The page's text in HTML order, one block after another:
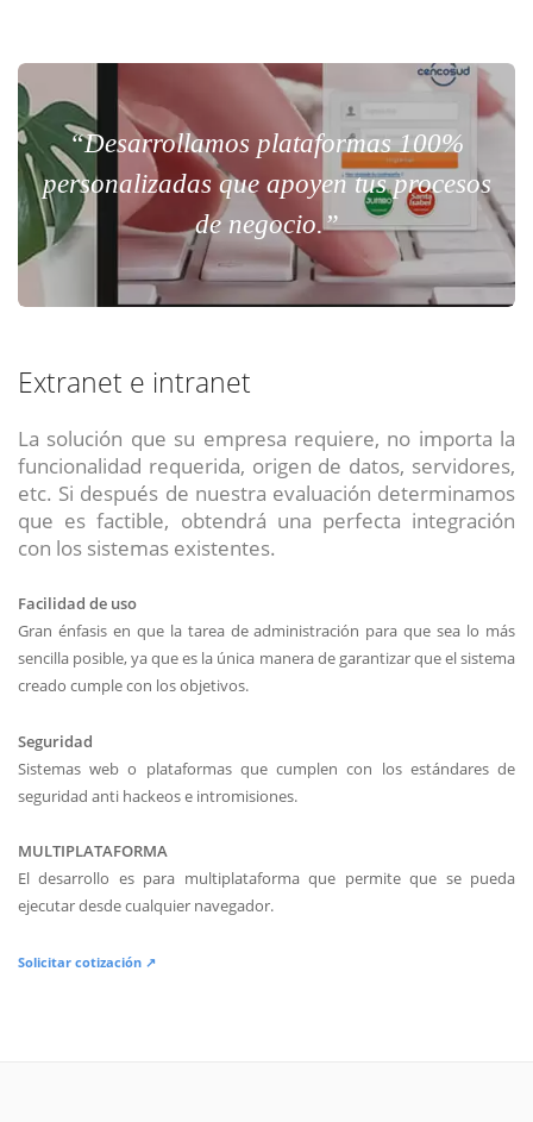
“Desarrollamos plataformas 100%
personalizadas que apoyen tus procesos
de negocio.”
Extranet e intranet
La solución que su empresa requiere, no importa la
funcionalidad requerida, origen de datos, servidores,
etc. Si después de nuestra evaluación determinamos
que es factible, obtendrá una perfecta integración
con los sistemas existentes.
Facilidad de uso
Gran énfasis en que la tarea de administración para que sea lo más
sencilla posible, ya que es la única manera de garantizar que el sistema
creado cumple con los objetivos.
Seguridad
Sistemas web o plataformas que cumplen con los estándares de
seguridad anti hackeos e intromisiones.
MULTIPLATAFORMA
El desarrollo es para multiplataforma que permite que se pueda
ejecutar desde cualquier navegador.
Solicitar cotización ↗